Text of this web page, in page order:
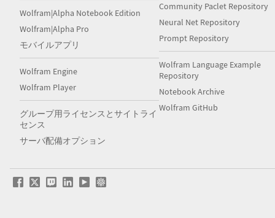
Wolfram|Alpha Notebook Edition
Wolfram|Alpha Pro
モバイルアプリ
Wolfram Engine
Wolfram Player
グループ用ライセンスとサイトライ
センス
サーバ配備オプション
Community Paclet Repository
Neural Net Repository
Prompt Repository
Wolfram Language Example
Repository
Notebook Archive
Wolfram GitHub